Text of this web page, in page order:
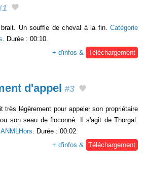
Un souffle de cheval à la fin. Catégorie
. Durée : 00:10.
+ d'infos & Téléchargement
d'appel #3
très légèrement pour appeler son propriétaire
son seau de floconné. Il s'agit de Thorgal.
ANMLHors . Durée : 00:02.
+ d'infos &
Téléchargement